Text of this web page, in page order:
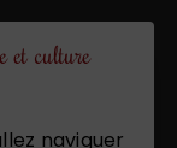
et culture
naviguer